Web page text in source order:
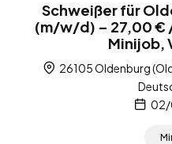
Schweißer für
(m/w/d) – 27,00 €
Minijob,
26105 Oldenburg